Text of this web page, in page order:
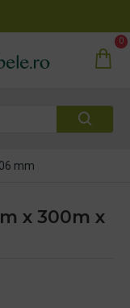
0
mm
x 300m x